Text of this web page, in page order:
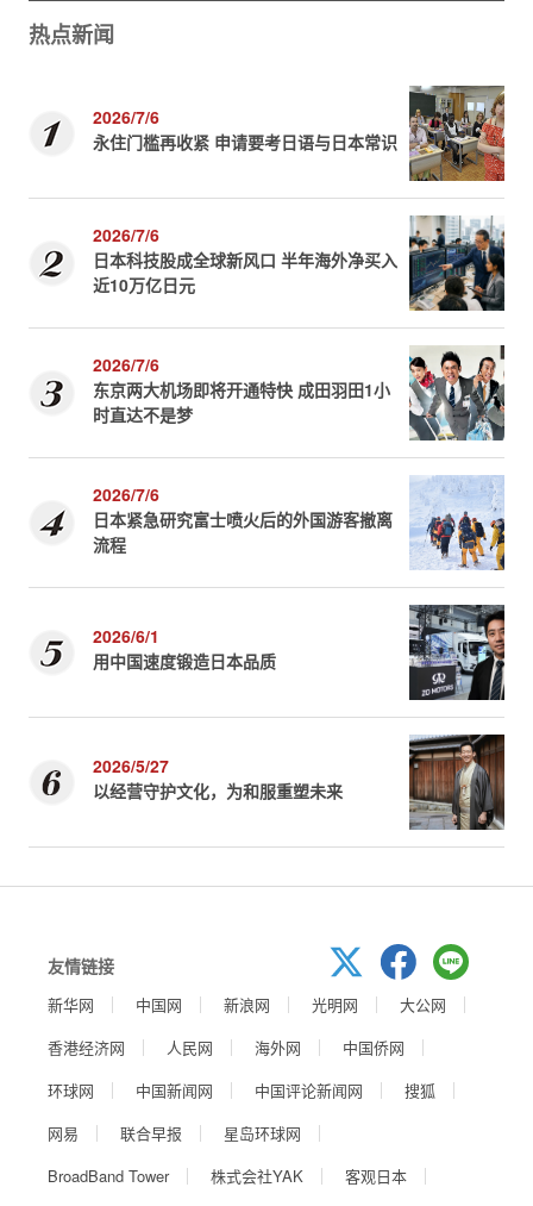
热点新闻
2026/7/6
永住门槛再收紧 申请要考日语与日本常识
2026/7/6
日本科技股成全球新风口 半年海外净买入
近10万亿日元
2026/7/6
东京两大机场即将开通特快 成田羽田1小
时直达不是梦
2026/7/6
日本紧急研究富士喷火后的外国游客撤离
流程
2026/6/1
用中国速度锻造日本品质
2026/5/27
以经营守护文化，为和服重塑未来
友情链接
新华网 中国网 新浪网 光明网
大公网
香港经济网
人民网 海外网
中国侨网
环球网
中国新闻网 中国评论新闻网
搜狐
网易
联合早报
星岛环球网
BroadBand Tower
株式会社YAK
客观日本